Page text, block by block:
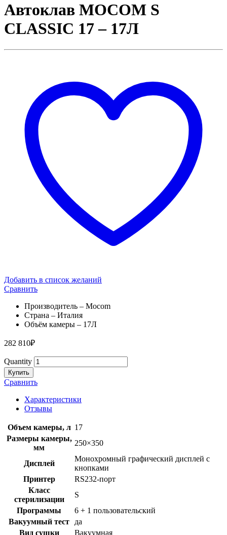
Автоклав MOCOM S
CLASSIC 17 – 17Л
Добавить в список желаний
Сравнить
Производитель – Mocom
Страна – Италия
Объём камеры – 17Л
282 810₽
Quantity
Купить
Сравнить
Характеристики
Отзывы
Объем камеры, л 17
Размеры камеры,
мм
250×350
Дисплей
Монохромный графический дисплей с
кнопками
Принтер
RS232-порт
Класс
стерилизации
S
Программы
6 + 1 пользовательский
Вакуумный тест
да
Вид сушки
Вакуумная